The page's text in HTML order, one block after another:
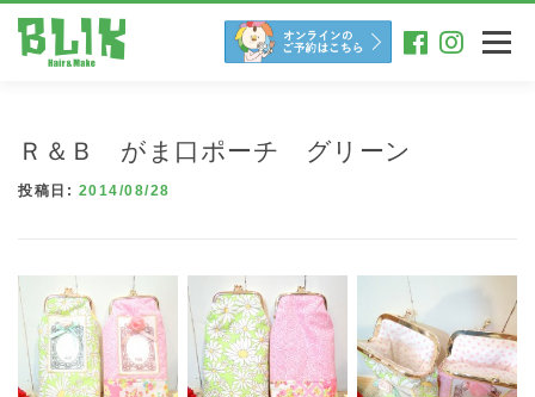
メニュー
Ｒ＆Ｂ がま口ポーチ グリーン
投稿日: 2014/08/28